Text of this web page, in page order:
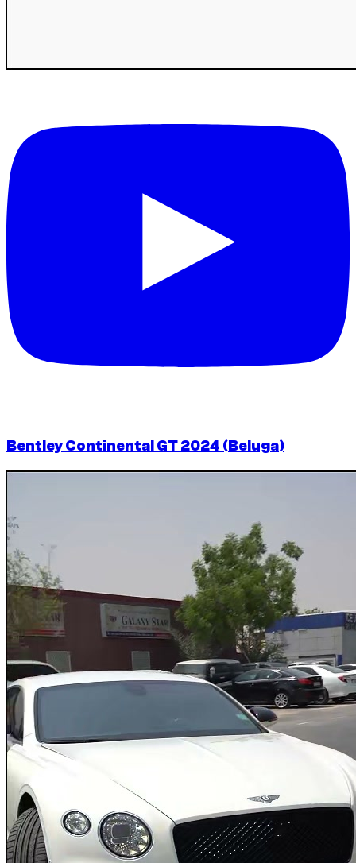
Bentley Continental GT 2024 (Beluga)